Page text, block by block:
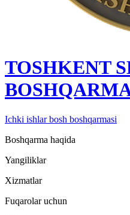
TOSHKENT
Ichki ishlar bosh boshqarmasi
Boshqarma haqida
Yangiliklar
Xizmatlar
Fuqarolar uchun